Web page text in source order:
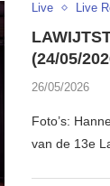
Live Live
(24/05/
26/05/2026
Foto’s:
van de 13e